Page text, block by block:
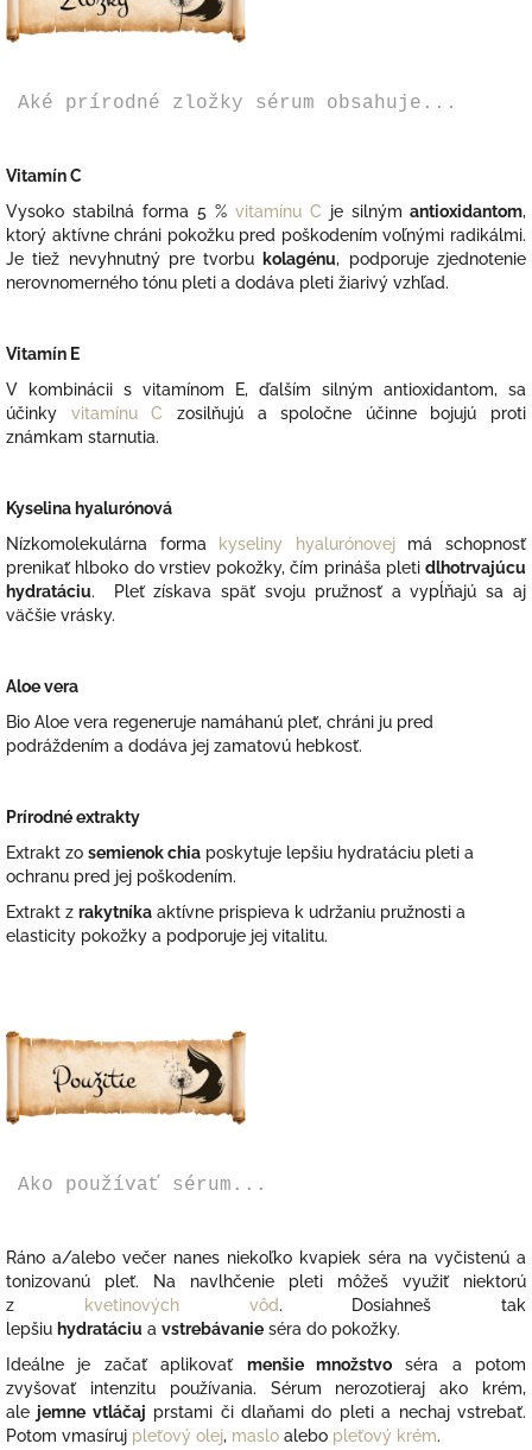
Aké prírodné zložky sérum obsahuje...
Vitamín C
Vysoko stabilná forma 5 % vitamínu C je silným antioxidantom,
ktorý aktívne chráni pokožku pred poškodením voľnými radikálmi.
Je tiež nevyhnutný pre tvorbu kolagénu, podporuje zjednotenie
nerovnomerného tónu pleti a dodáva pleti žiarivý vzhľad.
Vitamín E
V kombinácii s vitamínom E, ďalším silným antioxidantom, sa
účinky vitamínu C zosilňujú a spoločne účinne bojujú proti
známkam starnutia.
Kyselina hyalurónová
Nízkomolekulárna forma
kyseliny hyalurónovejmá schopnosť
prenikať hlboko do vrstiev pokožky, čím prináša pleti dlhotrvajúcu
hydratáciu. Pleť získava späť svoju pružnosť a vypĺňajú sa aj
väčšie vrásky.
Aloe vera
Bio Aloe vera regeneruje namáhanú pleť, chráni ju pred
podráždením a dodáva jej zamatovú hebkosť.
Prírodné extrakty
Extrakt zo semienok chia poskytuje lepšiu hydratáciu pleti a
ochranu pred jej poškodením.
Extrakt z rakytníka aktívne prispieva k udržaniu pružnosti a
elasticity pokožky a podporuje jej vitalitu.
Ako používať sérum...
Ráno a/alebo večer nanes niekoľko kvapiek séra na vyčistenú a
tonizovanú pleť.
Na navlhčenie pleti môžeš využiť niektorú
z
kvetinových vôd. Dosiahneš tak
lepšiu hydratáciu a vstrebávanie séra do pokožky.
Ideálne je začať aplikovať
menšie množstvo
séra a potom
zvyšovať intenzitu používania. Sérum nerozotieraj ako krém,
ale jemne vtláčaj prstami či dlaňami do pleti a nechaj vstrebať.
Potom vmasíruj pleťový olej, maslo alebo pleťový krém.